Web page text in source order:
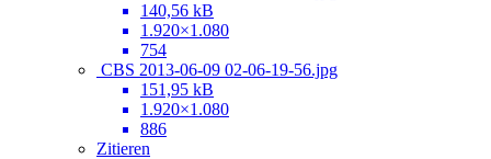
140,56 kB
1.920×1.080
754
CBS 2013-06-09 02-06-19-56.jpg
151,95 kB
1.920×1.080
886
Zitieren